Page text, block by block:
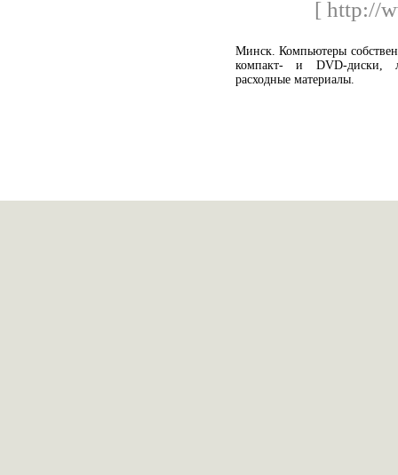
[ http://
Минск. Компьютеры
компакт- и DVD-диски,
расходные материалы.